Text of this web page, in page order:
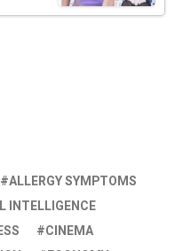
ALLERGY SYMPTOMS
INTELLIGENCE
CINEMA